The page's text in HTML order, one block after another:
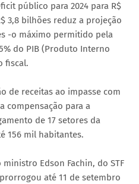
público para 2024 para R$
3,8 bilhões reduz a projeção
-o máximo permitido pela
do PIB (Produto Interno
fiscal.
de receitas ao impasse com
compensação para a
de 17 setores da
156 mil habitantes.
Edson Fachin, do STF
até 11 de setembro